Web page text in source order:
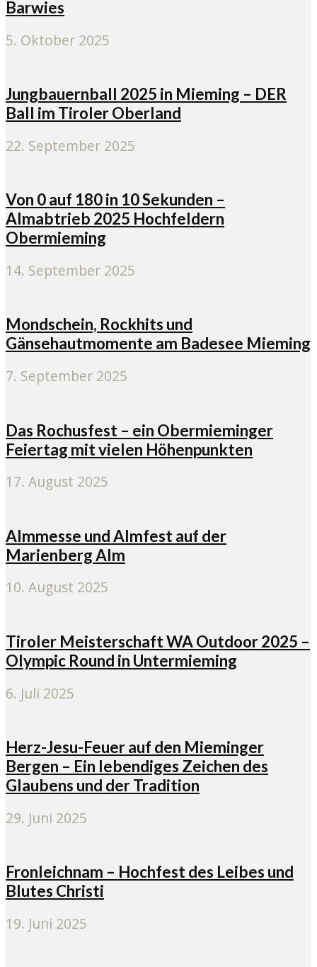
Barwies
5. Oktober 2025
Jungbauernball 2025 in Mieming – DER
Ball im Tiroler Oberland
22. September 2025
Von 0 auf 180 in 10 Sekunden –
Almabtrieb 2025 Hochfeldern
Obermieming
14. September 2025
Mondschein, Rockhits und
Gänsehautmomente am Badesee Mieming
7. September 2025
Das Rochusfest – ein Obermieminger
Feiertag mit vielen Höhenpunkten
17. August 2025
Almmesse und Almfest auf der
Marienberg Alm
10. August 2025
Tiroler Meisterschaft WA Outdoor 2025 –
Olympic Round in Untermieming
6. Juli 2025
Herz-Jesu-Feuer auf den Mieminger
Bergen – Ein lebendiges Zeichen des
Glaubens und der Tradition
29. Juni 2025
Fronleichnam – Hochfest des Leibes und
Blutes Christi
19. Juni 2025